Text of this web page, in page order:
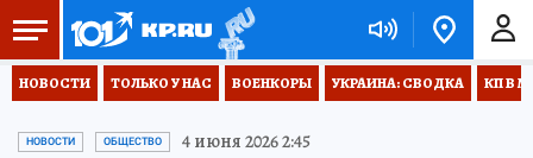
НОВОСТИ ТОЛЬКО У НАС ВОЕНКОРЫ УКРАИНА: СВОДКА КП В
НОВОСТИ ОБЩЕСТВО 4 июня 2026 2:45